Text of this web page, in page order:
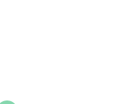
数据和片段连接，实
单词或短语来查找对